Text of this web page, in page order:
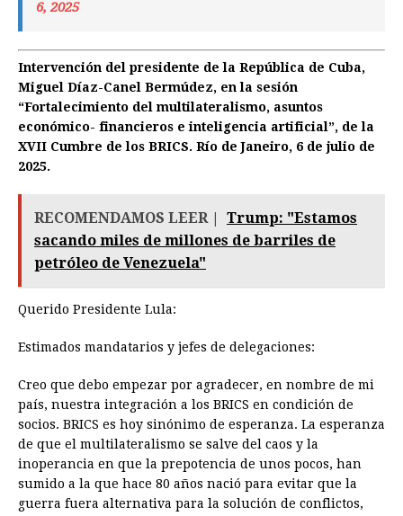
6, 2025
Intervención del presidente de la República de Cuba,
Miguel Díaz-Canel Bermúdez, en la sesión
“Fortalecimiento del multilateralismo, asuntos
económico- financieros e inteligencia artificial”, de la
XVII Cumbre de los BRICS. Río de Janeiro, 6 de julio de
2025.
RECOMENDAMOS LEER |
Trump: "Estamos
sacando miles de millones de barriles de
petróleo de Venezuela"
Querido Presidente Lula:
Estimados mandatarios y jefes de delegaciones:
Creo que debo empezar por agradecer, en nombre de mi
país, nuestra integración a los BRICS en condición de
socios. BRICS es hoy sinónimo de esperanza. La esperanza
de que el multilateralismo se salve del caos y la
inoperancia en que la prepotencia de unos pocos, han
sumido a la que hace 80 años nació para evitar que la
guerra fuera alternativa para la solución de conflictos,